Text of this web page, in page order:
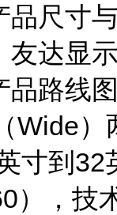
尺寸
友达显
路线
Wide
寸到
），技